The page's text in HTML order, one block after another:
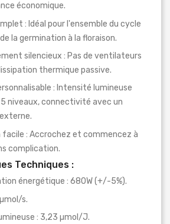
économique.
: Idéal pour l'ensemble du cycle
la germination à la floraison.
silencieux : Pas de ventilateurs
thermique passive.
: Intensité lumineuse
5 niveaux, connectivité avec un
facile : Accrochez et commencez à
complication.
Techniques :
énergétique : 680W (+/-5%).
s.
: 3,23 µmol/J.